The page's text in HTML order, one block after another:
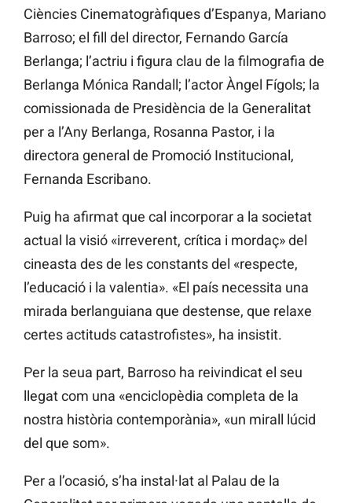
Ciències Cinematogràfiques d’Espanya, Mariano
Barroso; el fill del director, Fernando García
Berlanga; l’actriu i figura clau de la filmografia de
Berlanga Mónica Randall; l’actor Àngel Fígols; la
comissionada de Presidència de la Generalitat
per a l’Any Berlanga, Rosanna Pastor, i la
directora general de Promoció Institucional,
Fernanda Escribano.
Puig ha afirmat que cal incorporar a la societat
actual la visió «irreverent, crítica i mordaç» del
cineasta des de les constants del «respecte,
l’educació i la valentia». «El país necessita una
mirada berlanguiana que destense, que relaxe
certes actituds catastrofistes», ha insistit.
Per la seua part, Barroso ha reivindicat el seu
llegat com una «enciclopèdia completa de la
nostra història contemporània», «un mirall lúcid
del que som».
Per a l’ocasió, s’ha instal·lat al Palau de la